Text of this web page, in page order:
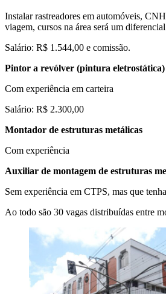
Instalar rastreadores em automóveis,
viagem, cursos na área será um
Salário: R$ 1.544,00 e comissão.
Pintor a revólver (pintura eletrostática)
Com experiência em carteira
Salário: R$ 2.300,00
Montador de estruturas metálicas
Com experiência
Auxiliar de montagem de estruturas
Sem experiência em CTPS, mas que
Ao todo são 30 vagas distribuídas entre